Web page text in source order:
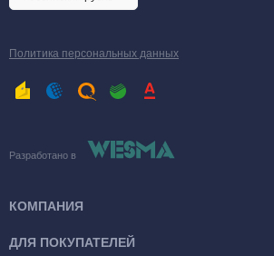
Политика персональных данных
Разработано в
КОМПАНИЯ
ДЛЯ ПОКУПАТЕЛЕЙ